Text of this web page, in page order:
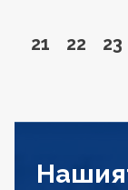
Go to page
21 Go to
22 23